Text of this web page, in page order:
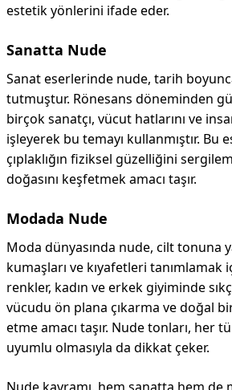
estetik yönlerini ifade eder.
Sanatta Nude
Sanat eserlerinde nude, tarih
tutmuştur. Rönesans döneminden
birçok sanatçı, vücut hatlarını ve
işleyerek bu temayı kullanmıştır. Bu
çıplaklığın fiziksel güzelliğini
doğasını keşfetmek amacı taşır.
Modada Nude
Moda dünyasında nude, cilt tonuna
kumaşları ve kıyafetleri tanımlamak
renkler, kadın ve erkek giyiminde
vücudu ön plana çıkarma ve doğal
etme amacı taşır. Nude tonları, her
uyumlu olmasıyla da dikkat çeker.